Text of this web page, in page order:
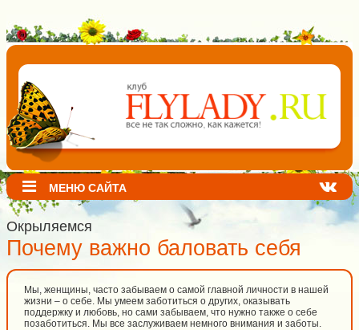
МЕНЮ САЙТА
Окрыляемся
Почему важно баловать себя
Мы, женщины, часто забываем о самой главной личности в нашей
жизни – о себе. Мы умеем заботиться о других, оказывать
поддержку и любовь, но сами забываем, что нужно также о себе
позаботиться. Мы все заслуживаем немного внимания и заботы.